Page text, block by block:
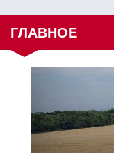
ГЛАВНОЕ